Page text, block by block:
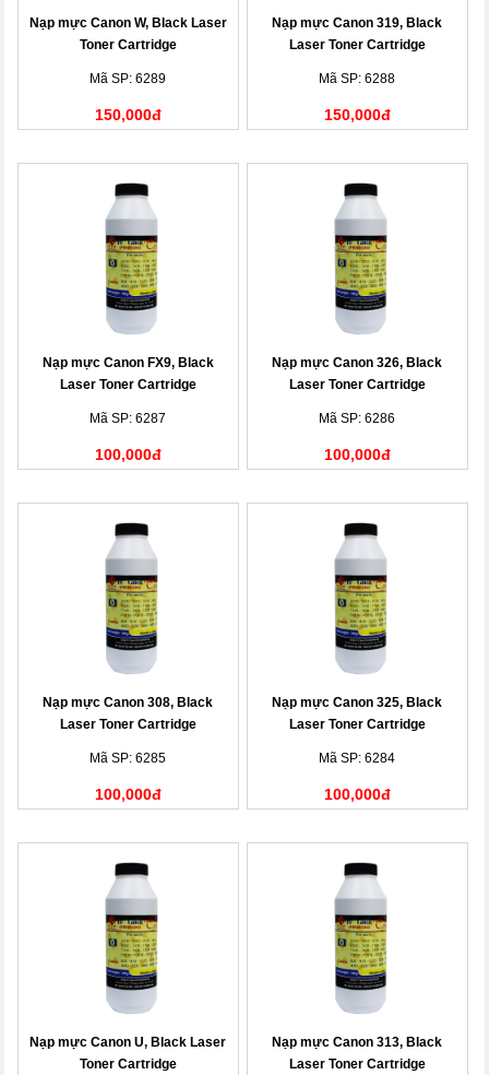
Nạp mực Canon W, Black Laser
Toner Cartridge
Mã SP: 6289
150,000đ
Nạp mực Canon 319, Black
Laser Toner Cartridge
Mã SP: 6288
150,000đ
Nạp mực Canon FX9, Black
Laser Toner Cartridge
Mã SP: 6287
100,000đ
Nạp mực Canon 326, Black
Laser Toner Cartridge
Mã SP: 6286
100,000đ
Nạp mực Canon 308, Black
Laser Toner Cartridge
Mã SP: 6285
100,000đ
Nạp mực Canon 325, Black
Laser Toner Cartridge
Mã SP: 6284
100,000đ
Nạp mực Canon U, Black Laser
Toner Cartridge
Nạp mực Canon 313, Black
Laser Toner Cartridge